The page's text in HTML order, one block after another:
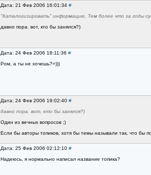
Дата: 21 Фев 2006 16:01:34 #
"Каталогизировать" информацию. Тем более что за годы
давно пора. вот, кто бы занялся?)
Дата: 24 Фев 2006 18:11:36 #
Ром, а ты не хочешь?=)))
Дата: 24 Фев 2006 19:02:40 #
давно пора. вот, кто бы занялся?)
Один из вечных вопросов ;)
Если бы авторы топиков, хотя бы темы называли так, что бы
Дата: 25 Фев 2006 02:12:10 #
Надеюсь, я нормально написал название топика?